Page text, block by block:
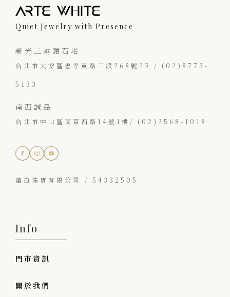
Quiet Jewelry with Presence
新光三越鑽石塔
台北市大安區忠孝東路三段268號2F / (02)8773-
5133
南西誠品
台北市中山區南京西路14號1樓/ (02)2568-1018
蘊白珠寶有限公司 / 54332505
Info
門市資訊
關於我們